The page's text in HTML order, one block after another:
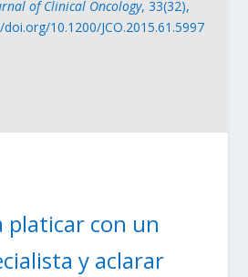
of Clinical Oncology, 33(32),
doi.org/10.1200/JCO.2015.61.5997
platicar con un
y aclarar